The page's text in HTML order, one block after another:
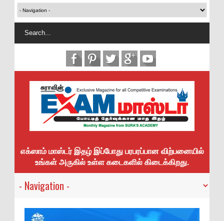
எக்ஸாம் மாஸ்டர் இதழ் இப்போது பரபரப்பான விற்பனையில்
உங்கள் அருகில் உள்ள கடைகளில் கிடைக்கிறது.